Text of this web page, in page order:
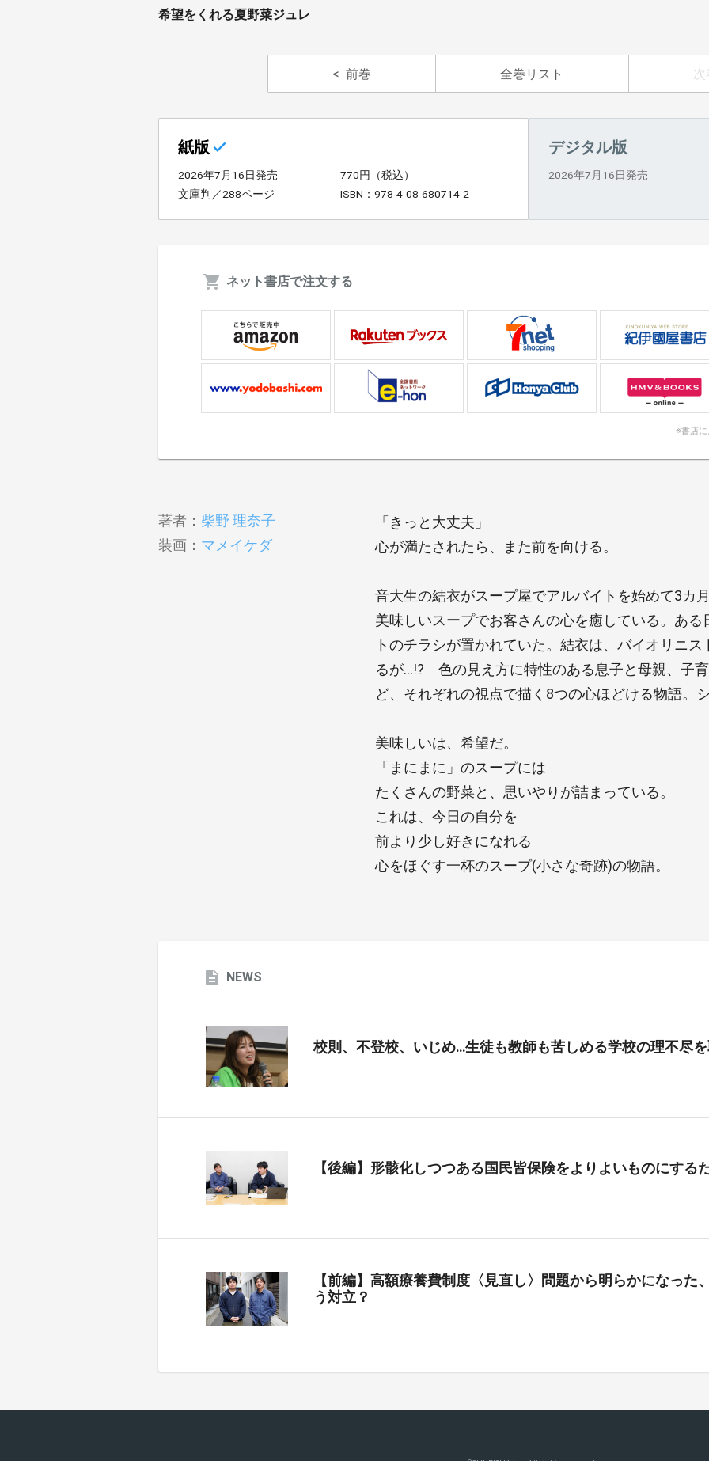
希望をくれる夏野菜ジュレ
前巻 全巻リスト 次
紙版
2026年7月16日発売
770円（税込）
文庫判／288ページ
ISBN：978-4-08-680714-2
デジタル版
2026年7月16日発売
ネット書店で注文する
※書店に
著者： 柴野 理奈子
装画： マメイケダ
「きっと大丈夫」
心が満たされたら、また前を向ける。
音大生の結衣がスープ屋でアルバイトを始めて3カ
美味しいスープでお客さんの心を癒している。あ
トのチラシが置かれていた。結衣は、バイオリニ
るが…!? 色の見え方に特性のある息子と母親、子
ど、それぞれの視点で描く8つの心ほどける物語。
美味しいは、希望だ。
「まにまに」のスープには
たくさんの野菜と、思いやりが詰まっている。
これは、今日の自分を
前より少し好きになれる
心をほぐす一杯のスープ(小さな奇跡)の物語。
NEWS
校則、不登校、いじめ…生徒も教師も苦しめる学校の理不尽
【後編】形骸化しつつある国民皆保険をよりよいものにする
【前編】高額療養費制度〈見直し〉問題から明らかになった
う対立？